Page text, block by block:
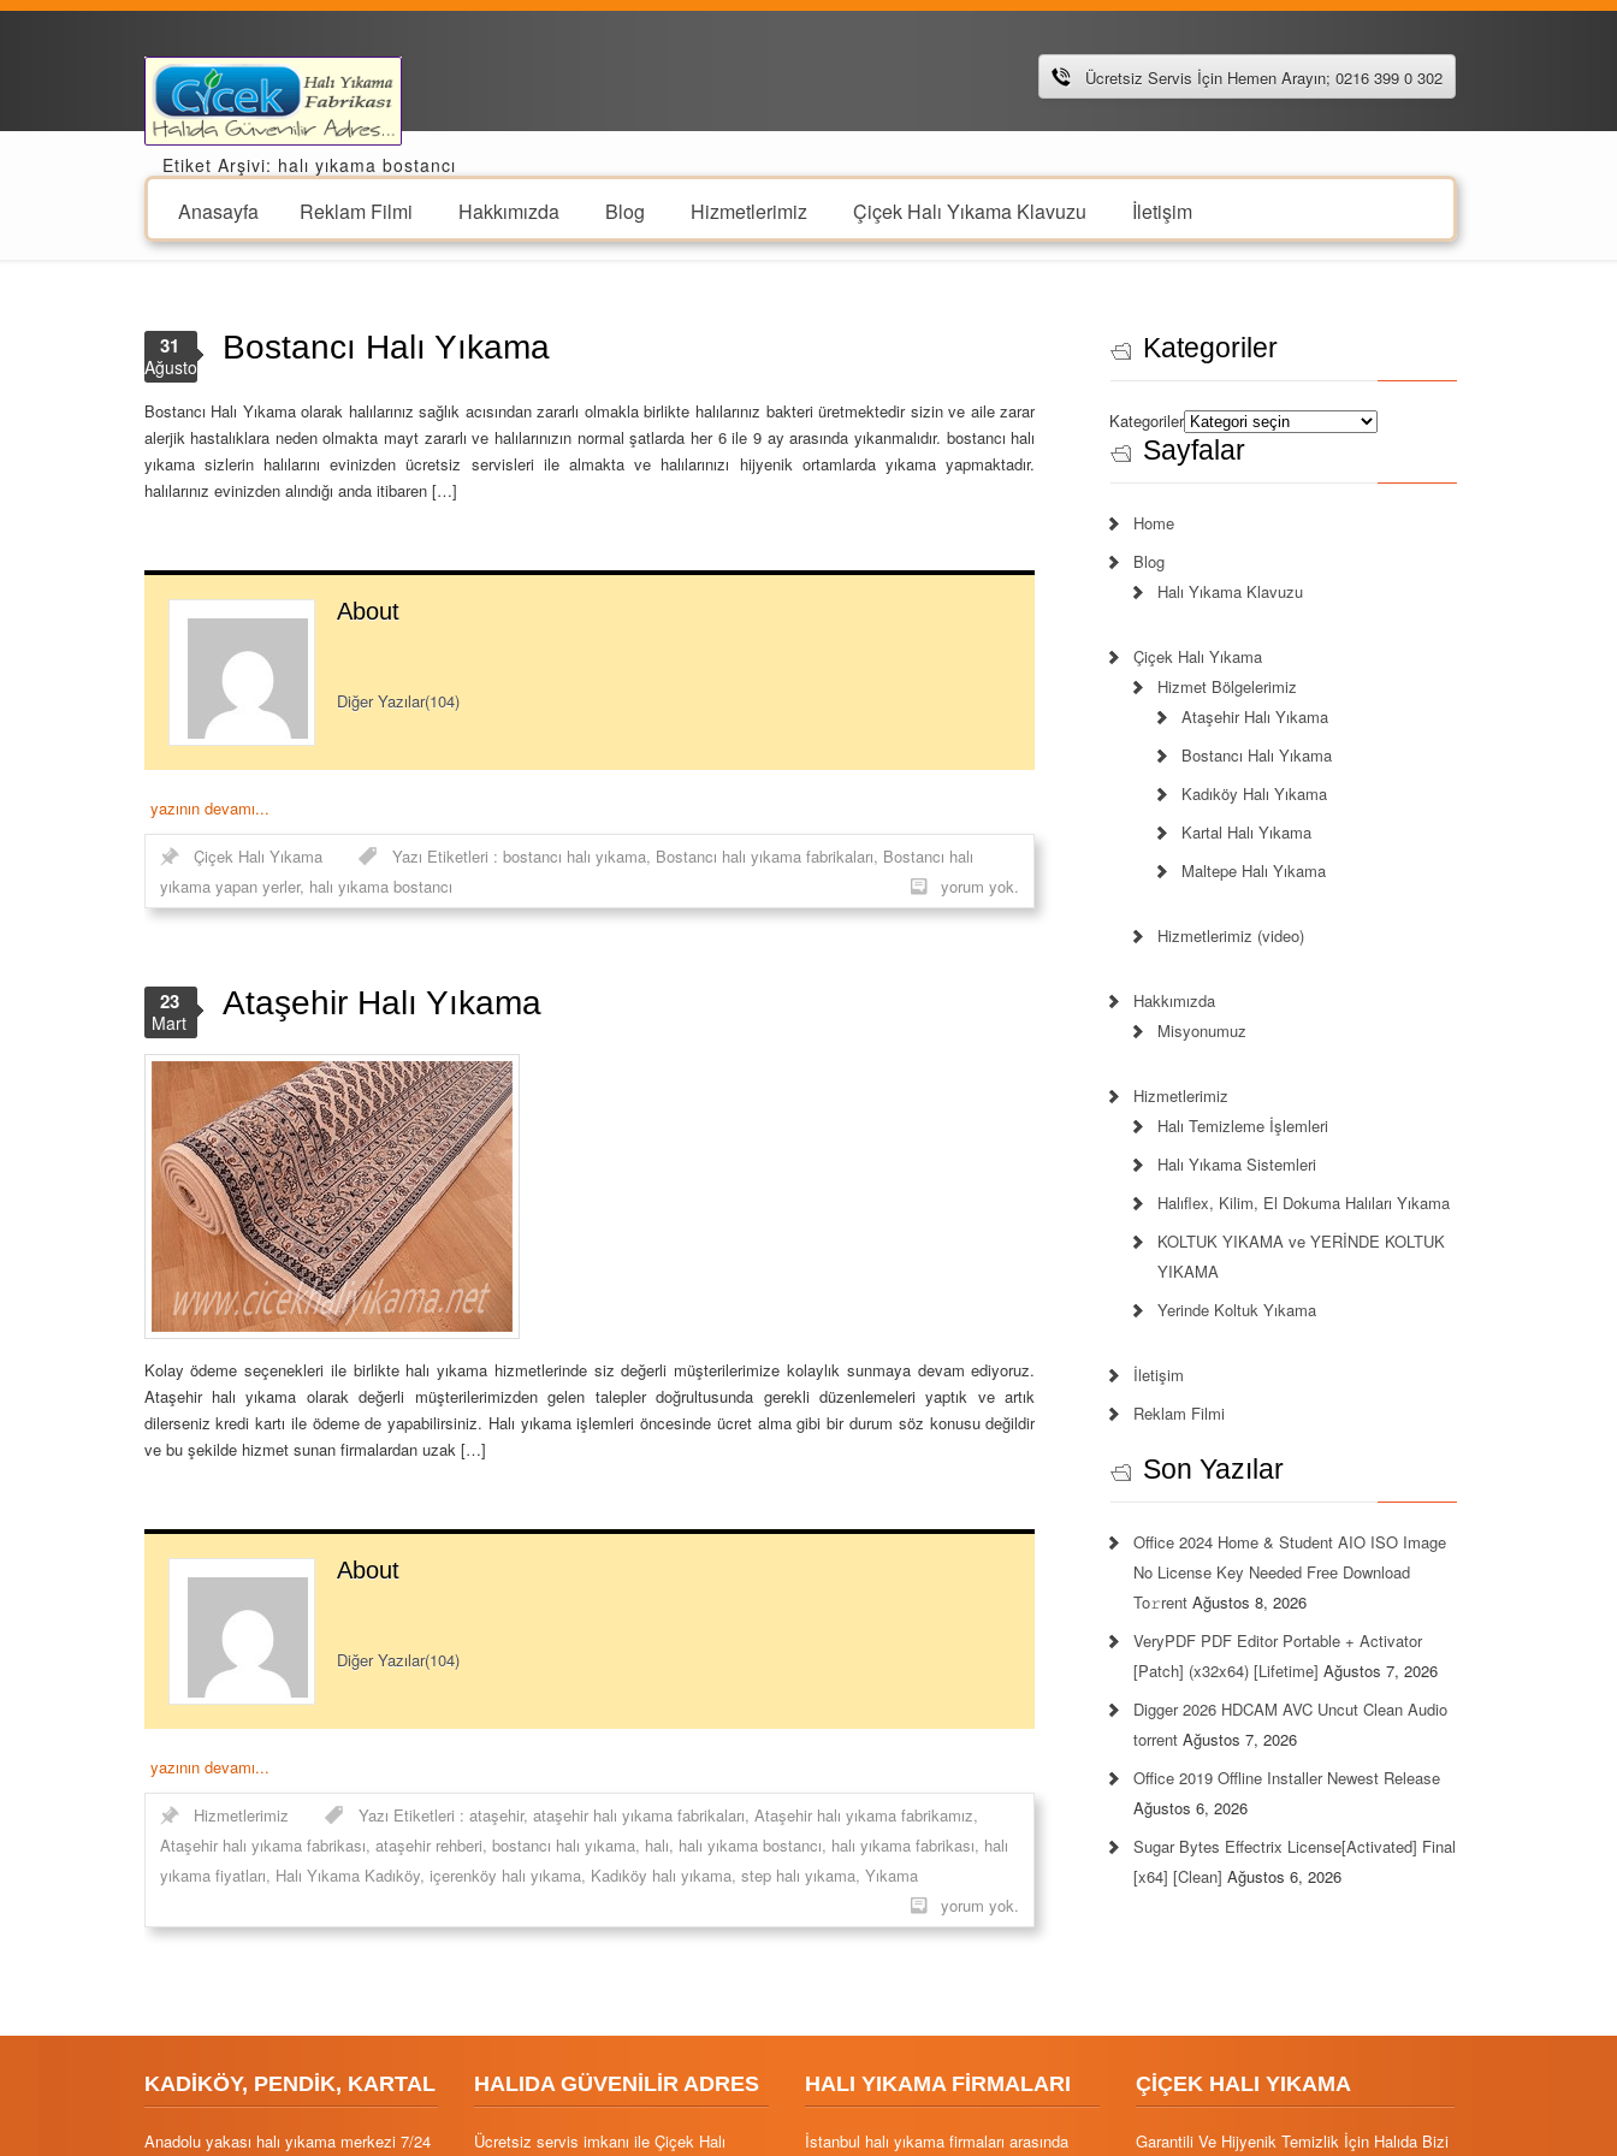
Ücretsiz Servis İçin Hemen Arayın; 0216 399 0 302
Anasayfa Reklam Filmi Hakkımızda Blog Hizmetlerimiz Çiçek Halı Yıkama Klavuzu İletişim
Etiket Arşivi: halı yıkama bostancı
Bostancı Halı Yıkama
31
Ağustos
Bostancı Halı Yıkama olarak halılarınız sağlık acısından zararlı olmakla birlikte halılarınız bakteri üretmektedir sizin ve aile zarar
alerjik hastalıklara neden olmakta mayt zararlı ve halılarınızın normal şatlarda her 6 ile 9 ay arasında yıkanmalıdır. bostancı halı
yıkama sizlerin halılarını evinizden ücretsiz servisleri ile almakta ve halılarınızı hijyenik ortamlarda yıkama yapmaktadır.
halılarınız evinizden alındığı anda itibaren […]
About
Diğer Yazılar(104)
yazının devamı...
Çiçek Halı Yıkama Yazı Etiketleri : bostancı halı yıkama, Bostancı halı yıkama fabrikaları, Bostancı halı
yıkama yapan yerler, halı yıkama bostancı yorum yok.
Ataşehir Halı Yıkama
23
Mart
Kolay ödeme seçenekleri ile birlikte halı yıkama hizmetlerinde siz değerli müşterilerimize kolaylık sunmaya devam ediyoruz.
Ataşehir halı yıkama olarak değerli müşterilerimizden gelen talepler doğrultusunda gerekli düzenlemeleri yaptık ve artık
dilerseniz kredi kartı ile ödeme de yapabilirsiniz. Halı yıkama işlemleri öncesinde ücret alma gibi bir durum söz konusu değildir
ve bu şekilde hizmet sunan firmalardan uzak […]
About
Diğer Yazılar(104)
yazının devamı...
Hizmetlerimiz Yazı Etiketleri : ataşehir, ataşehir halı yıkama fabrikaları, Ataşehir halı yıkama fabrikamız,
Ataşehir halı yıkama fabrikası, ataşehir rehberi, bostancı halı yıkama, halı, halı yıkama bostancı, halı yıkama fabrikası, halı
yıkama fiyatları, Halı Yıkama Kadıköy, içerenköy halı yıkama, Kadıköy halı yıkama, step halı yıkama, Yıkama
yorum yok.
Kategoriler
Kategoriler
Sayfalar
Home
Blog
Halı Yıkama Klavuzu
Çiçek Halı Yıkama
Hizmet Bölgelerimiz
Ataşehir Halı Yıkama
Bostancı Halı Yıkama
Kadıköy Halı Yıkama
Kartal Halı Yıkama
Maltepe Halı Yıkama
Hizmetlerimiz (video)
Hakkımızda
Misyonumuz
Hizmetlerimiz
Halı Temizleme İşlemleri
Halı Yıkama Sistemleri
Halıflex, Kilim, El Dokuma Halıları Yıkama
KOLTUK YIKAMA ve YERİNDE KOLTUK
YIKAMA
Yerinde Koltuk Yıkama
İletişim
Reklam Filmi
Son Yazılar
Office 2024 Home & Student AIO ISO Image
No License Key Needed Frее Download
To𝚛rent Ağustos 8, 2026
VeryPDF PDF Editor Portable + Activator
[Patch] (x32x64) [Lifetime] Ağustos 7, 2026
Digger 2026 HDCAM AVC Uncut Clean Audio
torrent Ağustos 7, 2026
Office 2019 Offline Installer Newest Release
Ağustos 6, 2026
Sugar Bytes Effectrix License[Activated] Final
[x64] [Clean] Ağustos 6, 2026
KADİKÖY, PENDİK, KARTAL
Anadolu yakası halı yıkama merkezi 7/24
HALIDA GÜVENİLİR ADRES
Ücretsiz servis imkanı ile Çiçek Halı
HALI YIKAMA FİRMALARI
İstanbul halı yıkama firmaları arasında
ÇİÇEK HALI YIKAMA
Garantili Ve Hijyenik Temizlik İçin Halıda Bizi